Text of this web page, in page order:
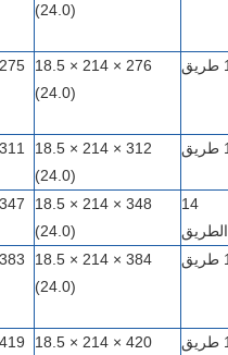
(24.0)
276 × 214 × 18.5
(24.0)
312 × 214 × 18.5
(24.0)
14
الطريق
348 × 214 × 18.5
(24.0)
384 × 214 × 18.5
(24.0)
420 × 214 × 18.5